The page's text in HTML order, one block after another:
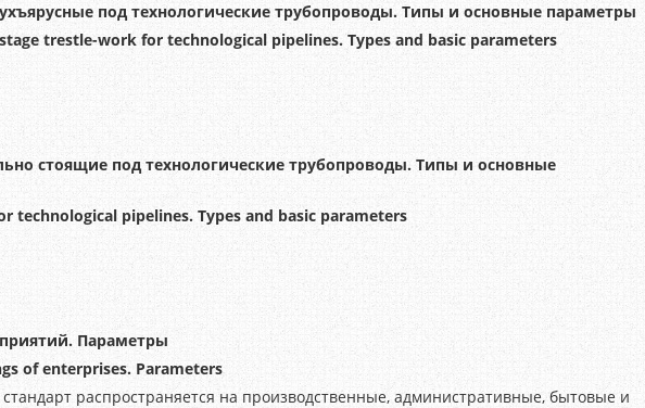
под технологические трубопроводы. Типы и основные параметры
trestle-work for technological pipelines. Types and basic parameters
стоящие под технологические трубопроводы. Типы и основные
technological pipelines. Types and basic parameters
Параметры
of enterprises. Parameters
распространяется на производственные, административные, бытовые и